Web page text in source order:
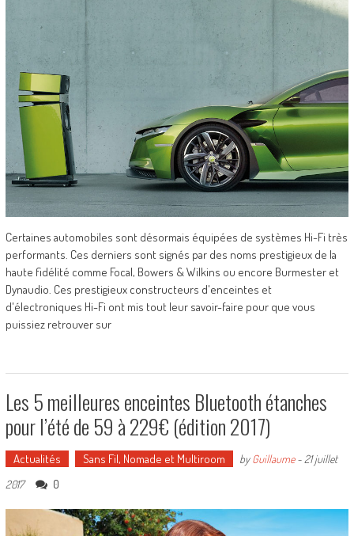
Certaines automobiles sont désormais équipées de systèmes Hi-Fi très
performants. Ces derniers sont signés par des noms prestigieux de la
haute fidélité comme Focal, Bowers & Wilkins ou encore Burmester et
Dynaudio. Ces prestigieux constructeurs d'enceintes et
d'électroniques Hi-Fi ont mis tout leur savoir-faire pour que vous
puissiez retrouver sur
Les 5 meilleures enceintes Bluetooth étanches
pour l’été de 59 à 229€ (édition 2017)
Actualités Sans Fil, Nomade et Multiroom byGuillaume- 21 juillet
2017
0